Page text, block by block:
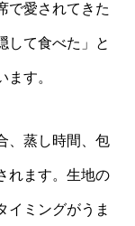
で愛されてきた
して食べた」と
す。
、蒸し時間、包
れます。生地の
イミングがうま